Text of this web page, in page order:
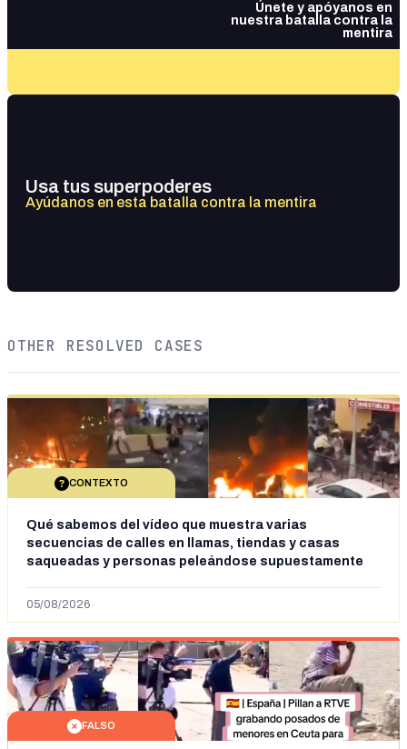
Únete y apóyanos en
nuestra batalla contra la
mentira
Usa tus superpoderes
Ayúdanos en esta batalla contra la mentira
OTHER RESOLVED CASES
CONTEXTO
Qué sabemos del vídeo que muestra varias
secuencias de calles en llamas, tiendas y casas
saqueadas y personas peleándose supuestamente
situación irregular a Ceuta
05/08/2026
FALSO